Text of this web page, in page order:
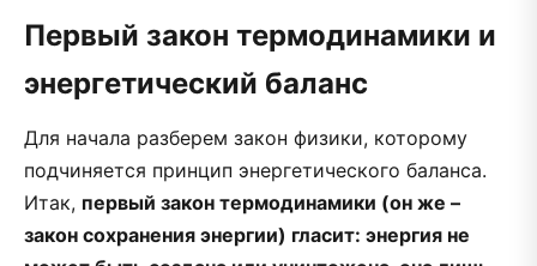
Первый закон термодинамики и
энергетический баланс
Для начала разберем закон физики, которому
подчиняется принцип энергетического баланса.
Итак, первый закон термодинамики (он же –
закон сохранения энергии) гласит: энергия не